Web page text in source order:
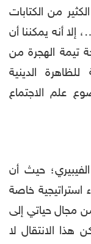
من الكتابات
أنه يمكننا أن
تيمة الهجرة من
الدينية
علم الاجتماع
الفيبيري؛ حيث أن
استراتيجية خاصة
مجال حياتي إلى
هذا الانتقال لا